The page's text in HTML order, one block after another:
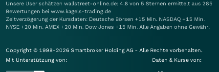
Unsere User schätzen wallstreet-online.de: 4.8 von 5 Sternen ermittelt aus 285
Bewertungen bei www.kagels-trading.de
Zeitverzögerung der Kursdaten: Deutsche Börsen +15 Min. NASDAQ +15 Min.
NYSE +20 Min. AMEX +20 Min. Dow Jones +15 Min. Alle Angaben ohne Gewähr.
Copyright © 1998-2026 Smartbroker Holding AG - Alle Rechte vorbehalten.
Mit Unterstützung von:
Daten & Kurse von: